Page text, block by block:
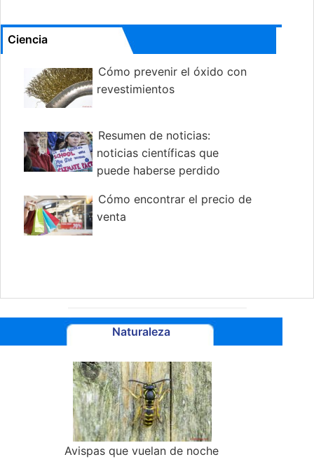
Ciencia
Cómo prevenir el óxido con
revestimientos
Resumen de noticias:
noticias científicas que
puede haberse perdido
Cómo encontrar el precio de
venta
Naturaleza
Avispas que vuelan de noche